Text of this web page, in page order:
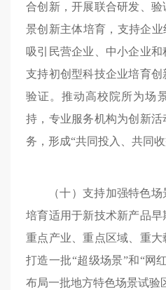
合创新，开展联合研发、
景创新主体培育，支持企业
吸引民营企业、中小企业和
支持初创型科技企业培育
验证。推动高校院所为场
持，专业服务机构为创新
务，形成“共同投入、共同收
（十）支持加强特色
培育适用于新技术新产品
重点产业、重点区域、重
打造一批“超级场景”和“网
布局一批地方特色场景试验